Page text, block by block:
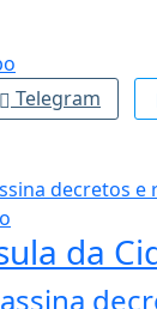
Telegram
da